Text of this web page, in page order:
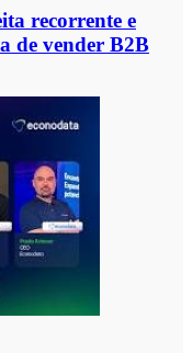
recorrente e
de vender B2B